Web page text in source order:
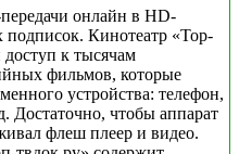
онлайн в HD-
подписок. Кинотеатр «Top-
к тысячам
фильмов, которые
устройства: телефон,
Достаточно, чтобы аппарат
флеш плеер и видео.